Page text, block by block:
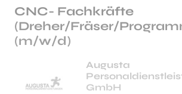
CNC- Fachkräfte
(Dreher/Fräser/
(m/w/d)
Augusta
GmbH